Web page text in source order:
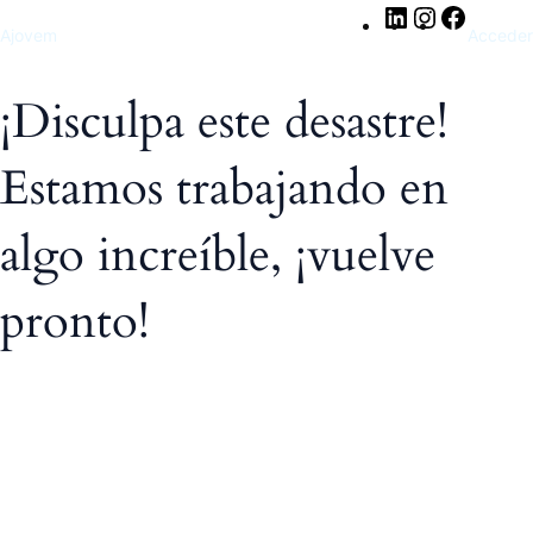
Ajovem
LinkedInInstagram
Acceder
¡Disculpa este desastre!
Estamos trabajando en
algo increíble, ¡vuelve
pronto!